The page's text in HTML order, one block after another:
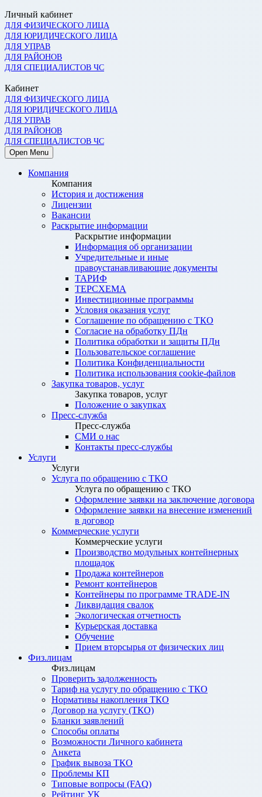
Личный кабинет
ДЛЯ ФИЗИЧЕСКОГО ЛИЦА
ДЛЯ ЮРИДИЧЕСКОГО ЛИЦА
ДЛЯ УПРАВ
ДЛЯ РАЙОНОВ
ДЛЯ СПЕЦИАЛИСТОВ ЧС
Кабинет
ДЛЯ ФИЗИЧЕСКОГО ЛИЦА
ДЛЯ ЮРИДИЧЕСКОГО ЛИЦА
ДЛЯ УПРАВ
ДЛЯ РАЙОНОВ
ДЛЯ СПЕЦИАЛИСТОВ ЧС
Open Menu
Компания
Компания
История и достижения
Лицензии
Вакансии
Раскрытие информации
Раскрытие информации
Информация об организации
Учредительные и иные
правоустанавливающие документы
ТАРИФ
ТЕРСХЕМА
Инвестиционные программы
Условия оказания услуг
Соглашение по обращению с ТКО
Согласие на обработку ПДн
Политика обработки и защиты ПДн
Пользовательское соглашение
Политика Конфиденциальности
Политика использования cookie-файлов
Закупка товаров, услуг
Закупка товаров, услуг
Положение о закупках
Пресс-служба
Пресс-служба
СМИ о нас
Контакты пресс-службы
Услуги
Услуги
Услуга по обращению с ТКО
Услуга по обращению с ТКО
Оформление заявки на заключение договора
Оформление заявки на внесение изменений
в договор
Коммерческие услуги
Коммерческие услуги
Производство модульных контейнерных
площадок
Продажа контейнеров
Ремонт контейнеров
Контейнеры по программе TRADE-IN
Ликвидация свалок
Экологическая отчетность
Курьерская доставка
Обучение
Прием вторсырья от физических лиц
Физ.лицам
Физ.лицам
Проверить задолженность
Тариф на услугу по обращению с ТКО
Нормативы накопления ТКО
Договор на услугу (ТКО)
Бланки заявлений
Способы оплаты
Возможности Личного кабинета
Анкета
График вывоза ТКО
Проблемы КП
Типовые вопросы (FAQ)
Рейтинг УК